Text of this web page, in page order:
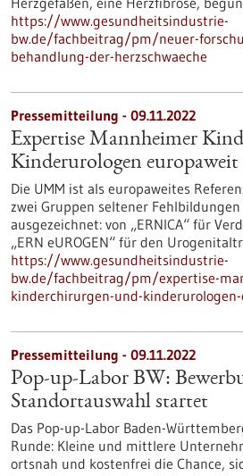
https://www.gesundheitsindustrie-
bw.de/fachbeitrag/pm/neuer-
behandlung-der-herzschwaeche
Pressemitteilung - 09.11.2022
Expertise Mannheimer
Kinderurologen europaweit
Die UMM ist als europaweites
zwei Gruppen seltener
ausgezeichnet: von „ERNICA“ für
„ERN eUROGEN“ für den
https://www.gesundheitsindustrie-
bw.de/fachbeitrag/pm/expertise-
kinderchirurgen-und-
Pressemitteilung - 09.11.2022
Pop-up-Labor BW:
Standortauswahl startet
Das Pop-up-Labor Baden-
Runde: Kleine und mittlere
ortsnah und kostenfrei die Chance,